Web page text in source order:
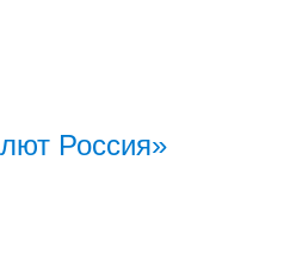
Россия»